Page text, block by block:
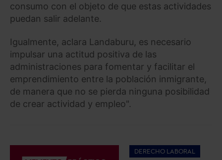
consumo con el objeto de que estas actividades
puedan salir adelante.
Igualmente, aclara Landaburu, es necesario
impulsar una actitud positiva de las
administraciones para fomentar y facilitar el
emprendimiento entre la población inmigrante,
de manera que no se pierda ninguna posibilidad
de crear actividad y empleo".
DERECHO LABORAL